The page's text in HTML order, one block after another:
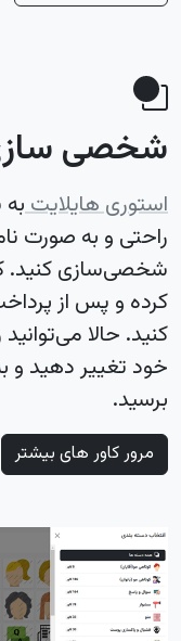
شخصی سازی
استوری هایلایت
راحتی و به صورت
شخصی‌سازی کنید.
کرده و پس از
کنید. حالا
خود تغییر دهید و
برسید.
مرور کاور های بیشتر